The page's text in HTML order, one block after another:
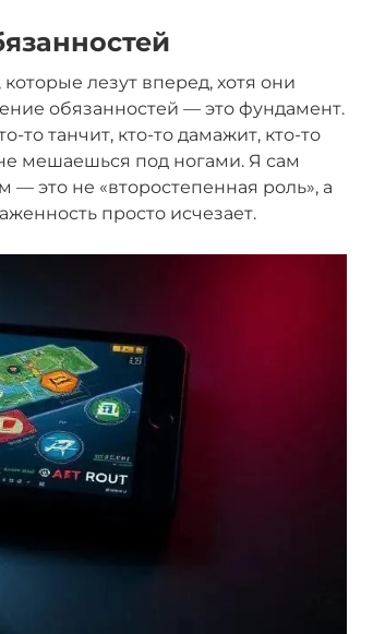
лезут вперед, хотя они
обязанностей — это фундамент.
то танчит, кто-то дамажит, кто-то
мешаешься под ногами. Я сам
— это не «второстепенная роль», а
просто исчезает.